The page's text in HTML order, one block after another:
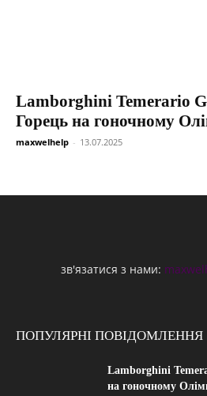
Lamborghini Temerario
Горець на гоночному
maxwelhelp - 13.07.2025
зв'язатися з нами:
ПОПУЛЯРНІ ПОВІДОМЛЕННЯ
Lamborghini
на гоночному